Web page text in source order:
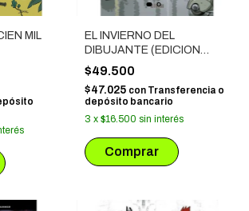
MIL
EL INVIERNO DEL
DIBUJANTE (EDICION
AMPLIADA)
$49.500
$47.025 con Transferencia o
depósito bancario
3 x $16.500 sin interés